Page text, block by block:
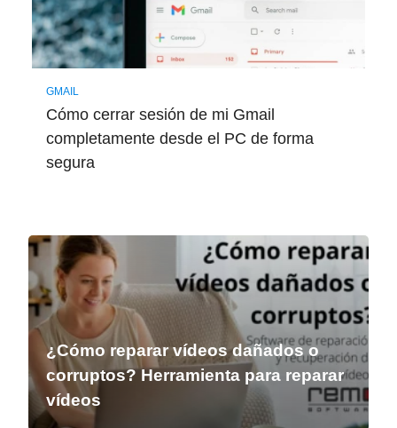
GMAIL
Cómo cerrar sesión de mi Gmail
completamente desde el PC de forma
segura
¿Cómo reparar vídeos dañados o
corruptos? Herramienta para reparar
vídeos